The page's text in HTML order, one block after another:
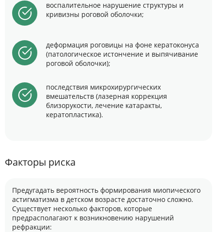
воспалительное нарушение структуры и
кривизны роговой оболочки;
деформация роговицы на фоне кератоконуса
(патологическое истончение и выпячивание
роговой оболочки);
последствия микрохирургических
вмешательств (лазерная коррекция
близорукости, лечение катаракты,
кератопластика).
Факторы риска
Предугадать вероятность формирования миопического
астигматизма в детском возрасте достаточно сложно.
Существует несколько факторов, которые
предрасполагают к возникновению нарушений
рефракции: